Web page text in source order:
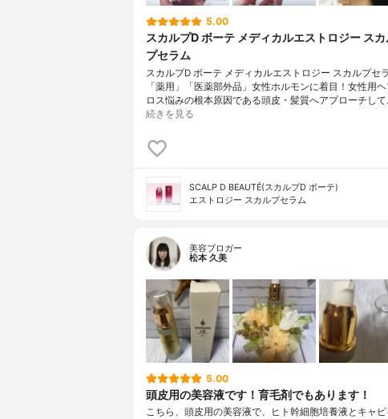
5.00
スカルプD ボーテ メディカルエストロジー スカ
プセラム
スカルプD ボーテ メディカルエストロジー スカルプセ
「薬用」「医薬部外品」女性ホルモンに着目！女性用ヘ
ロス悩みの根本原因である頭皮・髪質へアプローチし
続きを見る
SCALP D BEAUTÉ(スカルプD ボーテ)
エストロジー スカルプセラム
美容ブロガー
松本 久美
5.00
頭皮用の美容液です！育毛剤でもあります！
こちら、頭皮用の美容液で、ヒト幹細胞培養液とキャピ